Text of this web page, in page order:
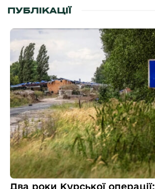
ПУБЛІКАЦІЇ
Два роки Курської операції: